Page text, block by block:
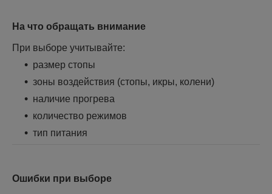
На что обращать внимание
При выборе учитывайте:
размер стопы
зоны воздействия (стопы, икры, колени)
наличие прогрева
количество режимов
тип питания
Ошибки при выборе